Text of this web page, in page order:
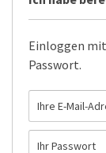
Einloggen
Passwort.